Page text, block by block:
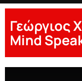
Γεώργιος
Mind